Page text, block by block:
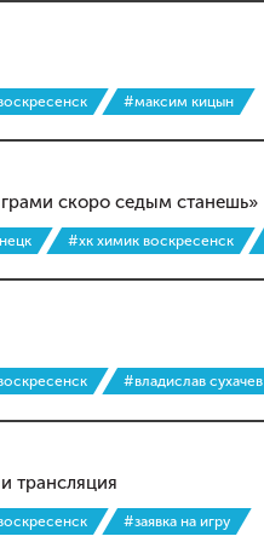
#максим кицын
скоро седым станешь»
#хк химик воскресенск
#владислав сухачев
трансляция
#заявка на игру